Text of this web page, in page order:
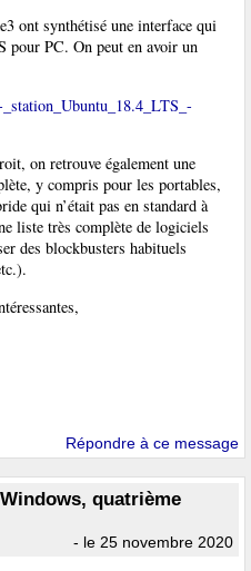
ont synthétisé une interface qui
pour PC. On peut en avoir un
on retrouve également une
y compris pour les portables,
qui n’était pas en standard à
liste très complète de logiciels
des blockbusters habituels
Répondre à ce message
quatrième
- le 25 novembre 2020